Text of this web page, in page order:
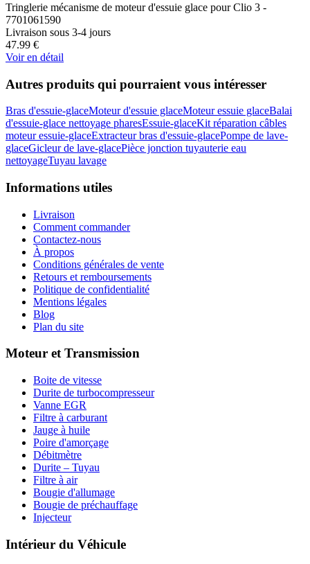
Tringlerie mécanisme de moteur d'essuie glace pour Clio 3 -
7701061590
Livraison sous 3-4 jours
47.99 €
Voir en détail
Autres produits qui pourraient vous intéresser
Bras d'essuie-glaceMoteur d'essuie glaceMoteur essuie glaceBalai
d'essuie-glace nettoyage pharesEssuie-glaceKit réparation câbles
moteur essuie-glaceExtracteur bras d'essuie-glacePompe de lave-
glaceGicleur de lave-glacePièce jonction tuyauterie eau
nettoyageTuyau lavage
Informations utiles
Livraison
Comment commander
Contactez-nous
À propos
Conditions générales de vente
Retours et remboursements
Politique de confidentialité
Mentions légales
Blog
Plan du site
Moteur et Transmission
Boite de vitesse
Durite de turbocompresseur
Vanne EGR
Filtre à carburant
Jauge à huile
Poire d'amorçage
Débitmètre
Durite – Tuyau
Filtre à air
Bougie d'allumage
Bougie de préchauffage
Injecteur
Intérieur du Véhicule